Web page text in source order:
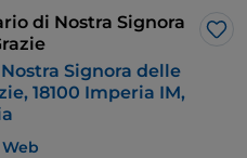
– ma per chi sta
un’auto, perché sono
fin oltre Arma di
senz’altro si impone è
arrampicato su dislivelli e
picco sulle rocce,
di Nostra Signora
Signora delle
18100 Imperia IM,